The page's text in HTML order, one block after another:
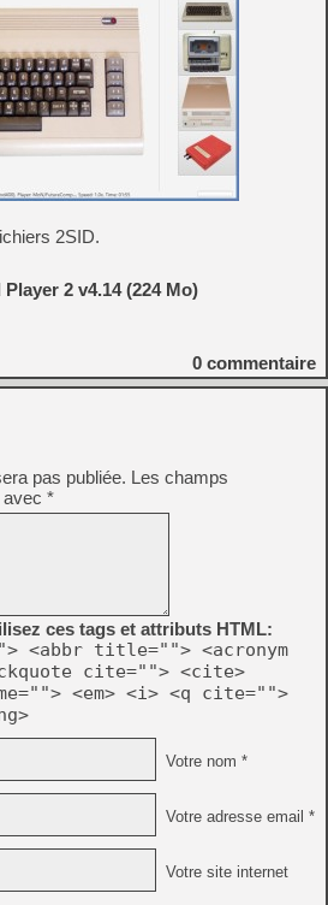
2SID.
2 v4.14 (224 Mo)
0 commentaire
pas publiée. Les champs
avec *
ces tags et attributs HTML:
<abbr title=""> <acronym
cite=""> <cite>
<em> <i> <q cite="">
Votre nom *
Votre adresse email *
Votre site internet